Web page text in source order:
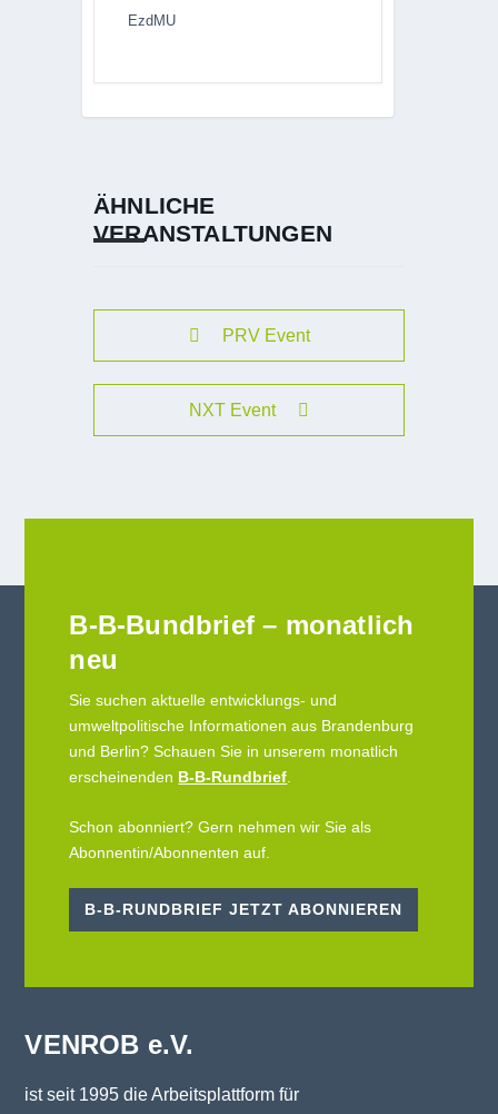
EzdMU
ÄHNLICHE
VERANSTALTUNGEN
PRV Event
NXT Event
B-B-Bundbrief – monatlich
neu
Sie suchen aktuelle entwicklungs- und
umweltpolitische Informationen aus Brandenburg
und Berlin? Schauen Sie in unserem monatlich
erscheinenden B-B-Rundbrief
Schon abonniert? Gern nehmen wir Sie als
Abonnentin/Abonnenten auf.
B-B-RUNDBRIEF JETZT ABONNIEREN
VENROB e.V.
ist seit 1995 die Arbeitsplattform für